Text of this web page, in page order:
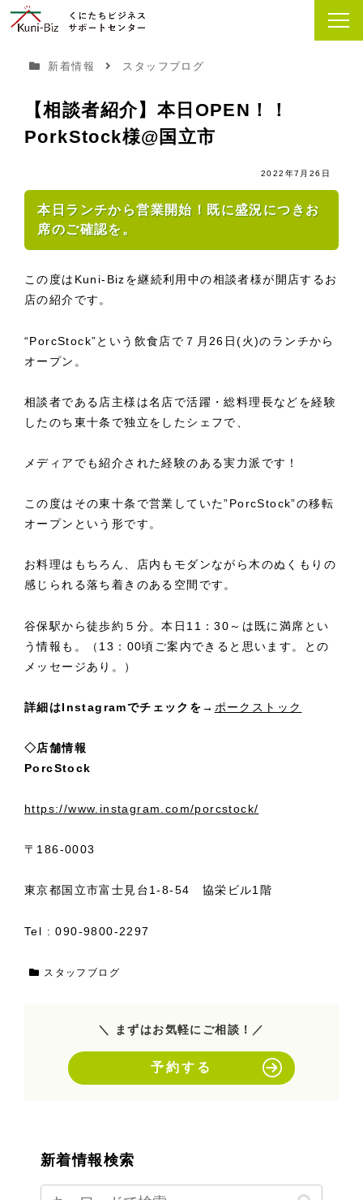
新着情報 スタッフブログ
【相談者紹介】本日OPEN！！
PorkStock様@国立市
2022年7月26日
本日ランチから営業開始！既に盛況につきお
席のご確認を。
この度はKuni-Bizを継続利用中の相談者様が開店するお
店の紹介です。
“PorcStock”という飲食店で７月26日(火)のランチから
オープン。
相談者である店主様は名店で活躍・総料理長などを経験
したのち東十条で独立をしたシェフで、
メディアでも紹介された経験のある実力派です！
この度はその東十条で営業していた”PorcStock”の移転
オープンという形です。
お料理はもちろん、店内もモダンながら木のぬくもりの
感じられる落ち着きのある空間です。
谷保駅から徒歩約５分。本日11：30～は既に満席とい
う情報も。（13：00頃ご案内できると思います。との
メッセージあり。）
詳細はInstagramでチェックを→ ポークストック
◇店舗情報
PorcStock
https://www.instagram.com/porcstock/
〒186-0003
東京都国立市富士見台1-8-54 協栄ビル1階
Tel : 090-9800-2297
スタッフブログ
＼ まずはお気軽にご相談！／
予約する
新着情報検索